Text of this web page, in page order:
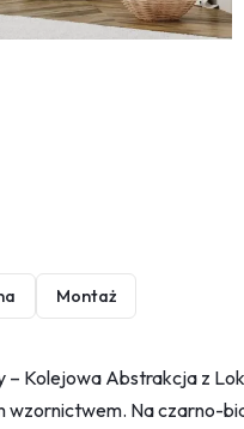
Montaż
Kolejowa Abstrakcja z
Na czarno-